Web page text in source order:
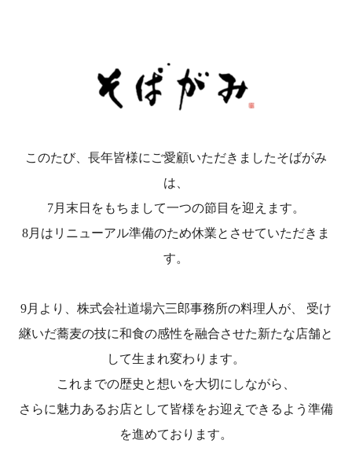
このたび、長年皆様にご愛顧いただきましたそばがみ
は、
7月末日をもちまして一つの節目を迎えます。
8月はリニューアル準備のため休業とさせていただきま
す。
9月より、株式会社道場六三郎事務所の料理人が、 受け
継いだ蕎麦の技に和食の感性を融合させた新たな店舗と
して生まれ変わります。
これまでの歴史と想いを大切にしながら、
さらに魅力あるお店として皆様をお迎えできるよう準備
を進めております。